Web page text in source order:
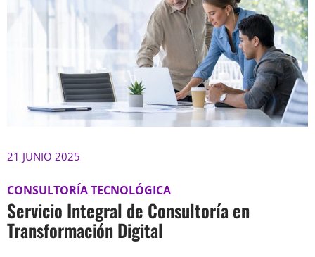
21 JUNIO 2025
CONSULTORÍA TECNOLÓGICA
Servicio Integral de Consultoría en
Transformación Digital